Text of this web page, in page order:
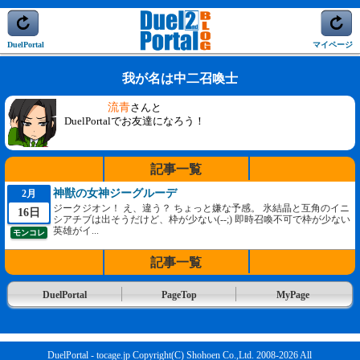
DuelPortal マイページ
我が名は中二召喚士
流青さんと
DuelPortalでお友達になろう！
記事一覧
2月
16日
モンコレ
神獣の女神ジーグルーデ
ジークジオン！ え、違う？ ちょっと嫌な予感。 氷結晶と互角のイニ
シアチブは出そうだけど、枠が少ない(--;) 即時召喚不可で枠が少ない
英雄がイ...
記事一覧
DuelPortal PageTop MyPage
DuelPortal - tocage.jp Copyright(C) Shohoen Co.,Ltd. 2008-2026 All